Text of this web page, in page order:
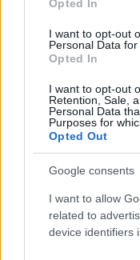
Opted In
I want to opt-out
Personal Data for
Opted In
I want to opt-out
Retention, Sale,
Personal Data
Purposes for
Opted Out
Google consents
I want to allow
related to
device identifiers